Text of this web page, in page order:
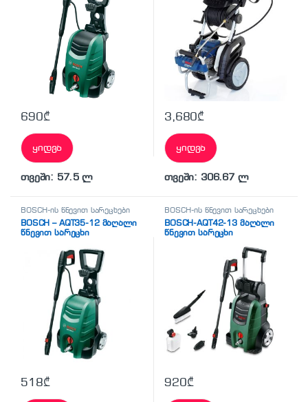
690₾
ყიდვა
თვეში: 57.5 ლ
3,680₾
ყიდვა
თვეში: 306.67 ლ
BOSCH-ის წნევით სარეცხები
BOSCH – AQT35-12 მაღალი
წნევით სარეცხი
518₾
BOSCH-ის წნევით სარეცხები
BOSCH-AQT42-13 მაღალი
წნევით სარეცხი
920₾